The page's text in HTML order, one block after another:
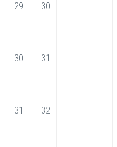
29 30
30 31
31 32